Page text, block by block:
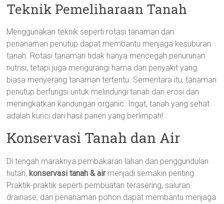
Teknik Pemeliharaan Tanah
Menggunakan teknik seperti rotasi tanaman dan
penanaman penutup dapat membantu menjaga kesuburan
tanah. Rotasi tanaman tidak hanya mencegah penurunan
nutrisi, tetapi juga mengurangi hama dan penyakit yang
biasa menyerang tanaman tertentu. Sementara itu, tanaman
penutup berfungsi untuk melindungi tanah dari erosi dan
meningkatkan kandungan organic. Ingat, tanah yang sehat
adalah kunci dari hasil panen yang berlimpah!
Konservasi Tanah dan Air
Di tengah maraknya pembakaran lahan dan penggundulan
hutan, konservasi tanah & airmenjadi semakin penting.
Praktik-praktik seperti pembuatan terasering, saluran
drainase, dan penanaman pohon dapat membantu menjaga